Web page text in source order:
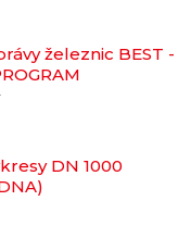
železnic BEST -
DN 1000